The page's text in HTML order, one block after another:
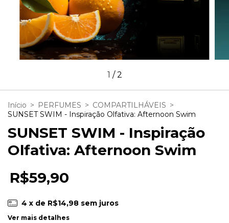
1 /2
Início > PERFUMES > COMPARTILHÁVEIS >
SUNSET SWIM - Inspiração Olfativa: Afternoon Swim
SUNSET SWIM - Inspiração
Olfativa: Afternoon Swim
R$59,90
4 x de R$14,98 sem juros
Ver mais detalhes